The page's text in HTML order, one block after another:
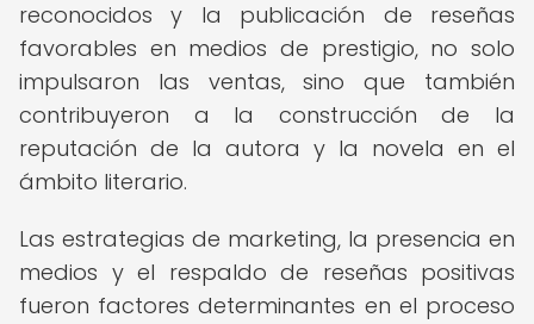
reconocidos y la publicación de reseñas
favorables en medios de prestigio, no solo
impulsaron las ventas, sino que también
contribuyeron a la construcción de la
reputación de la autora y la novela en el
ámbito literario.
Las estrategias de marketing, la presencia en
medios y el respaldo de reseñas positivas
fueron factores determinantes en el proceso